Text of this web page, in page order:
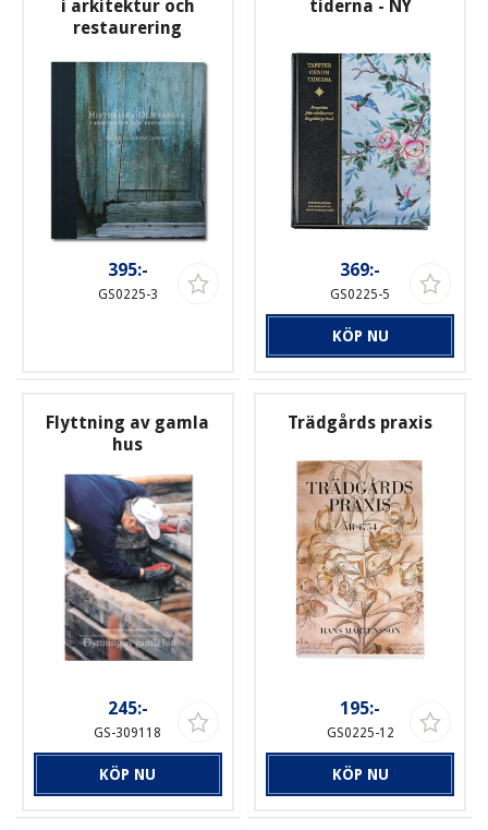
i arkitektur och
restaurering
395:-
GS0225-3
tiderna - NY
369:-
GS0225-5
KÖP NU
Flyttning av gamla
hus
245:-
GS-309118
KÖP NU
Trädgårds praxis
195:-
GS0225-12
KÖP NU